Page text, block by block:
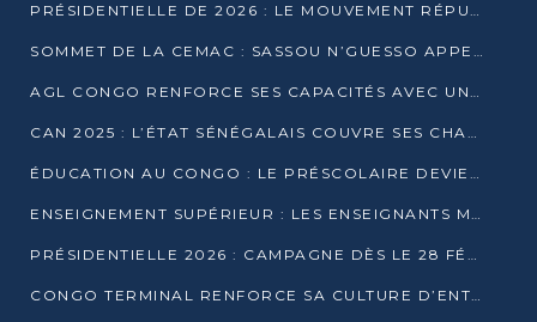
PRÉSIDENTIELLE DE 2026 : LE MOUVEMENT RÉPUBLICAIN DÉNONCE UNE CONVOCATION ÉLECTORALE « OPAQUE ET PRÉCIPITÉE »
SOMMET DE LA CEMAC : SASSOU N’GUESSO APPELLE À LA VIGILANCE FACE AUX RISQUES ÉCONOMIQUES
AGL CONGO RENFORCE SES CAPACITÉS AVEC UNE GRUE DE 250 TONNES
CAN 2025 : L’ÉTAT SÉNÉGALAIS COUVRE SES CHAMPIONS D’AFRIQUE DE RÉCOMPENSES EXCEPTIONNELLES
ÉDUCATION AU CONGO : LE PRÉSCOLAIRE DEVIENT OBLIGATOIRE, LE BTS CONSACRÉ DIPLÔME D’ÉTAT
ENSEIGNEMENT SUPÉRIEUR : LES ENSEIGNANTS MAINTIENNENT LA GRÈVE ET EXIGENT UN ACCORD ÉCRIT AVEC L’ÉTAT
PRÉSIDENTIELLE 2026 : CAMPAGNE DÈS LE 28 FÉVRIER, SCRUTIN LES 12 ET 15 MARS
CONGO TERMINAL RENFORCE SA CULTURE D’ENTREPRISE AVEC LE PROGRAMME « WIN TOGETHER »